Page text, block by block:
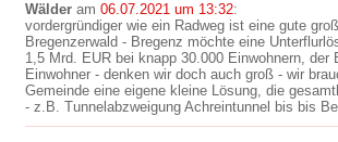
Wälder am 06.07.2021 um 13:32:
vordergründiger wie ein Radweg ist eine gute
Bregenzerwald - Bregenz möchte eine
1,5 Mrd. EUR bei knapp 30.000 Einwohnern, der
Einwohner - denken wir doch auch groß - wir
Gemeinde eine eigene kleine Lösung, die
- z.B. Tunnelabzweigung Achreintunnel bis bis